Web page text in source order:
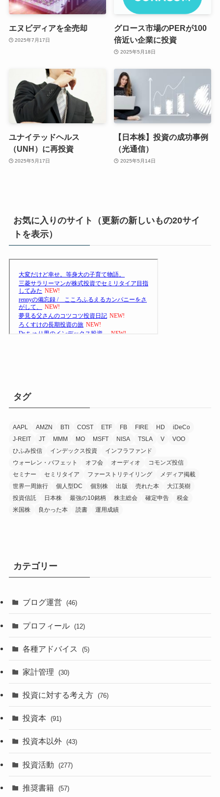
エヌビディアを全売却
2025年7月17日
グロース市場のPERが100
倍近い企業に投資
2025年5月18日
ユナイテッドヘルス
（UNH）に再投資
2025年5月17日
【日本株】投資の成功事例
（光通信）
2025年5月14日
お気に入りのサイト（更新の新しいもの20サイ
トを表示）
タグ
AAPL AMZN BTI COST ETF FB FIRE HD
iDeCo
J-REIT
JT MMM MO MSFT NISA TSLA V
VOO
ひふみ投信
インデックス投資
インフラファンド
ウォーレン・バフェット
オフ会 オーディオ
コモンズ投信
セミナー
セミリタイア ファーストリテイリング
メディア掲載
世界一周旅行
個人型DC 個別株 出版 売れた本
大江英樹
投資信託
日本株 最強の10銘柄 株主総会 確定申告
税金
米国株
良かった本 読書 運用成績
カテゴリー
ブログ運営 (46)
プロフィール (12)
各種アドバイス (5)
家計管理 (30)
投資に対する考え方 (76)
投資本 (91)
投資本以外 (43)
投資活動 (277)
推奨書籍 (57)